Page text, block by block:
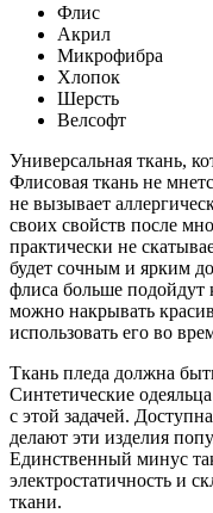
Флис
Акрил
Микрофибра
Хлопок
Шерсть
Велсофт
Универсальная ткань,
Флисовая ткань не
не вызывает
своих свойств после
практически не
будет сочным и ярким
флиса больше подойдут
можно накрывать
использовать его во
Ткань пледа должна
Синтетические
с этой задачей.
делают эти изделия
Единственный минус
электростатичность и
ткани.